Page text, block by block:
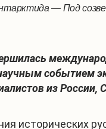
— Под
событием
из России,
исторических